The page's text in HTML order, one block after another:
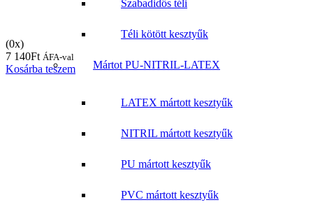
Szabadidős téli
Téli kötött kesztyűk
Mártot PU-NITRIL-LATEX
LATEX mártott kesztyűk
NITRIL mártott kesztyűk
PU mártott kesztyűk
PVC mártott kesztyűk
(0x)
7 140Ft ÁFA-val
Kosárba teszem